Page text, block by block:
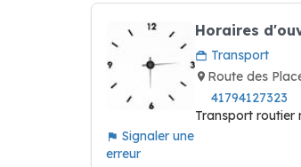
Signaler une
erreur
Horaires
Transport
Route des
41794127323
Transport routier